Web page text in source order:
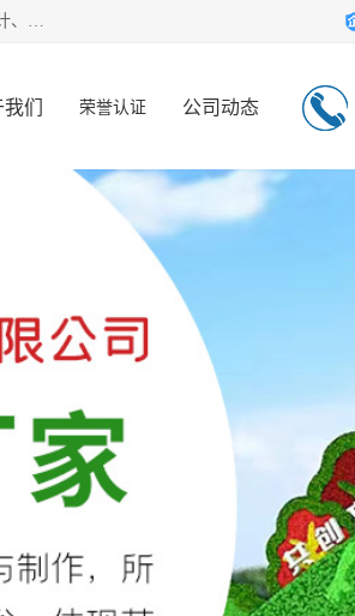
宿迁净澜天景观工程有限公司经营范围包括草雕、植物雕塑、景区绿雕、国庆绿雕、绿雕造型、绿雕厂家、景观雕塑工程设计、施工;绿化工程设计、施工、养护;绿化苗木、盆景种植、销售;是一家大型立体花坛草雕绿雕、五色草造型绿雕，仿真植物绿雕、稻草人工艺品、不锈钢雕塑等策划制作厂家，提供绿雕设计，制作,加工，及安装一站式服务。
们 荣誉认证 公司动态